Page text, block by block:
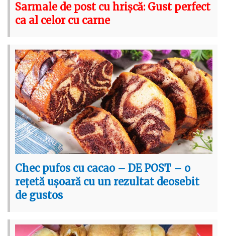
Sarmale de post cu hrișcă: Gust perfect
ca al celor cu carne
Chec pufos cu cacao – DE POST – o
rețetă ușoară cu un rezultat deosebit
de gustos